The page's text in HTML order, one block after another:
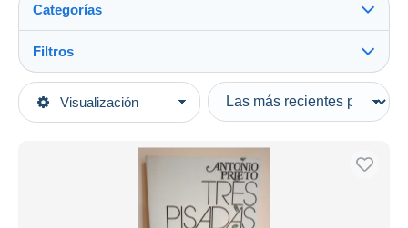
Visualización
Categorías
Categorías principales
Libros de ficción
Filtros
Tipo de venta
Activas
Precios fijos
Subasta con ofertas
Subastas sin pujas
Casa de subastas